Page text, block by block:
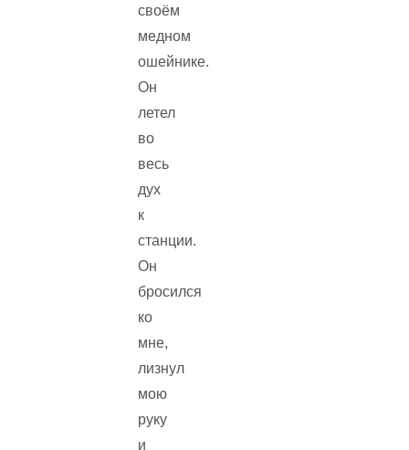
своём
медном
ошейнике.
Он
летел
во
весь
дух
к
станции.
Он
бросился
ко
мне,
лизнул
мою
руку
и